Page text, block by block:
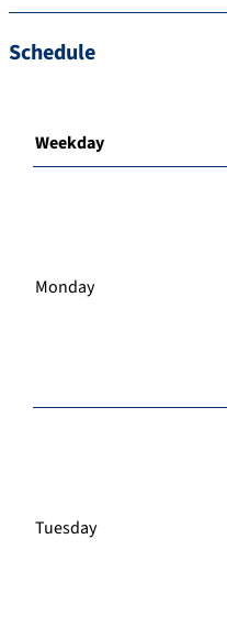
Schedule
Weekday
Monday
Tuesday